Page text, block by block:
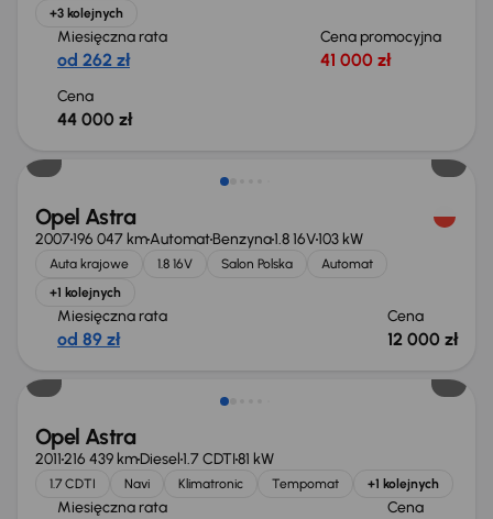
+3 kolejnych
Miesięczna rata
od 262 zł
Cena promocyjna
41 000 zł
Cena
44 000 zł
Opel Astra
2007196 047 kmAutomatBenzyna1.8 16V103 kW
Auta krajowe 1.8 16V Salon Polska
Automat
+1 kolejnych
Miesięczna rata
od 89 zł
Cena
12 000 zł
Opel Astra
2011216 439 kmDiesel1.7 CDTI81 kW
1.7 CDTI Navi Klimatronic Tempomat +1 kolejnych
Miesięczna rata Cena